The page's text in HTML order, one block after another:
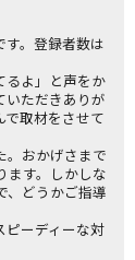
す。登録者数は
るよ」と声をか
いただきありが
で取材をさせて
。おかげさまで
ます。しかしな
、どうかご指導
ピーディーな対